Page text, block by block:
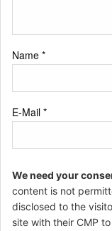
Name *
E-Mail *
We need your
content is not
disclosed to the
site with their CMP